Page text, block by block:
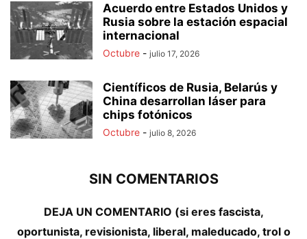
Acuerdo entre Estados Unidos y
Rusia sobre la estación espacial
internacional
Octubre - julio 17, 2026
Científicos de Rusia, Belarús y
China desarrollan láser para
chips fotónicos
Octubre - julio 8, 2026
SIN COMENTARIOS
DEJA UN COMENTARIO (si eres fascista,
oportunista, revisionista, liberal, maleducado, trol o